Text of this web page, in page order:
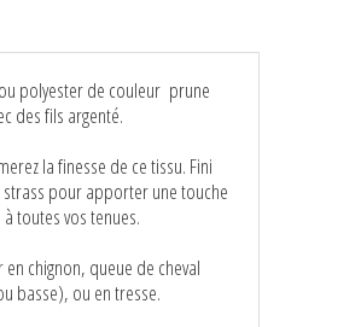
polyester de couleur prune
des fils argenté.
la finesse de ce tissu. Fini
pour apporter une touche
toutes vos tenues.
chignon, queue de cheval
basse), ou en tresse.